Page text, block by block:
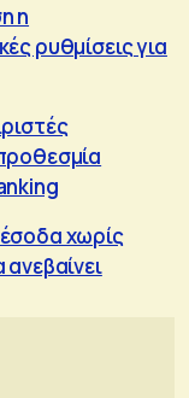
η
ρυθμίσεις για
χωρίς